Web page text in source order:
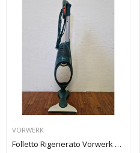
VORWERK
Folletto Rigenerato Vorwerk VK 140